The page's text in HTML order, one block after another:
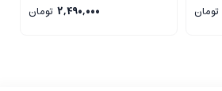
تومان
2,490,000 تومان